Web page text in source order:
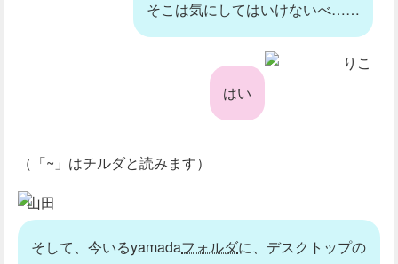
そこは気にしてはいけないべ……
りこ
はい
（「~」はチルダと読みます）
山田
そして、今いるyamadaフォルダに、デスクトップの